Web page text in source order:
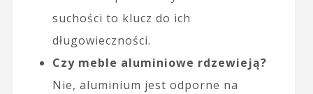
suchości to klucz do ich
długowieczności.
Czy meble aluminiowe rdzewieją?
Nie, aluminium jest odporne na